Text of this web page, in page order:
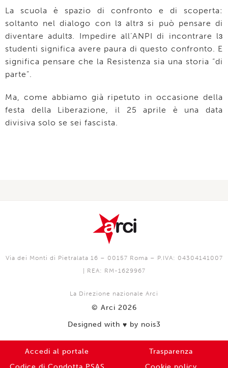
La scuola è spazio di confronto e di scoperta:
soltanto nel dialogo con lɜ altrɜ si può pensare di
diventare adultɜ. Impedire all’ANPI di incontrare lɜ
studenti significa avere paura di questo confronto. E
significa pensare che la Resistenza sia una storia “di
parte”.
Ma, come abbiamo già ripetuto in occasione della
festa della Liberazione, il 25 aprile è una data
divisiva solo se sei fascista.
Via dei Monti di Pietralata 16 – 00157 Roma – P.IVA: 04304141007
| REA: RM-1629967
La Direzione nazionale Arci
© Arci 2026
Designed with ♥️ by nois3
Accedi al portale
Trasparenza